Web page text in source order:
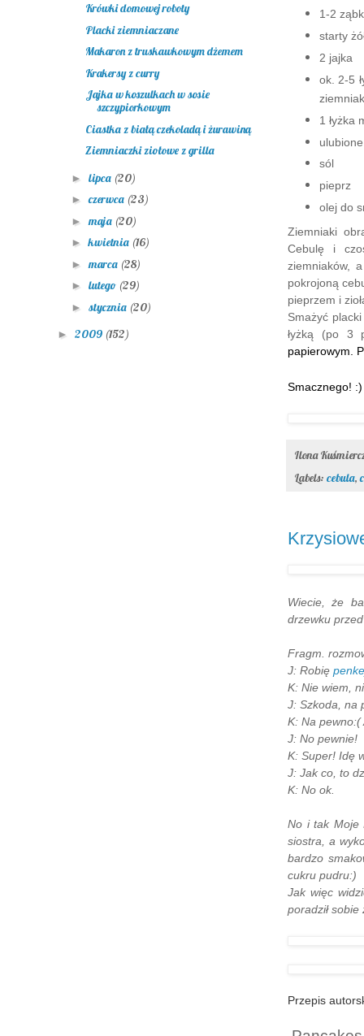
1-2
starty
2 jajka
ok. 2-5
1 łyżka
sól
pieprz
olej do
Ziemniaki
Cebulę i
ziemniaków,
pokrojoną
pieprzem i
Smażyć
łyżką (po 3
papierowym.
Smacznego! :)
Ilona
Labels: cebula,
Wiecie, że
drzewku
Fragm.
J: Robię
K: Nie wiem,
J: Szkoda, na
K: Na pewno:(
J: No pewnie!
K: Super! Idę
J: Jak co, to
K: No ok.
No i tak Moje
siostra, a
bardzo
cukru pudru:)
Jak więc
poradził
Przepis
Krówki domowej roboty
Placki ziemniaczane
Makaron z truskawkowym dżemem
Krakersy z curry
Jajka w koszulkach w sosie
szczypiorkowym
Ciastka z białą czekoladą i żurawiną
Ziemniaczki ziołowe z grilla
► lipca (20)
►czerwca (23)
► maja (20)
►kwietnia (16)
► marca (28)
► lutego (29)
► stycznia (20)
► 2009 (152)